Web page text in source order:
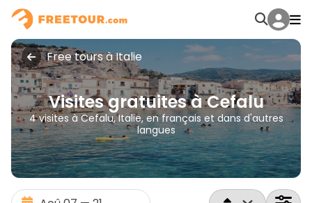
Free tours à Italie
Visites gratuites à Cefalu
4 visites à Cefalu, Italie, en français et dans d'autres
langues